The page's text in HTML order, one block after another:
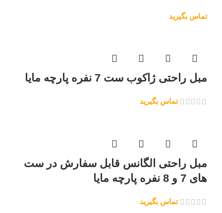
تماس بگیرید
مبل راحتی ژاکوب ست 7 نفره پارچه مایا
تماس بگیرید
مبل راحتی الگانس قابل سفارش در ست
های 7 و 8 نفره پارچه مایا
تماس بگیرید